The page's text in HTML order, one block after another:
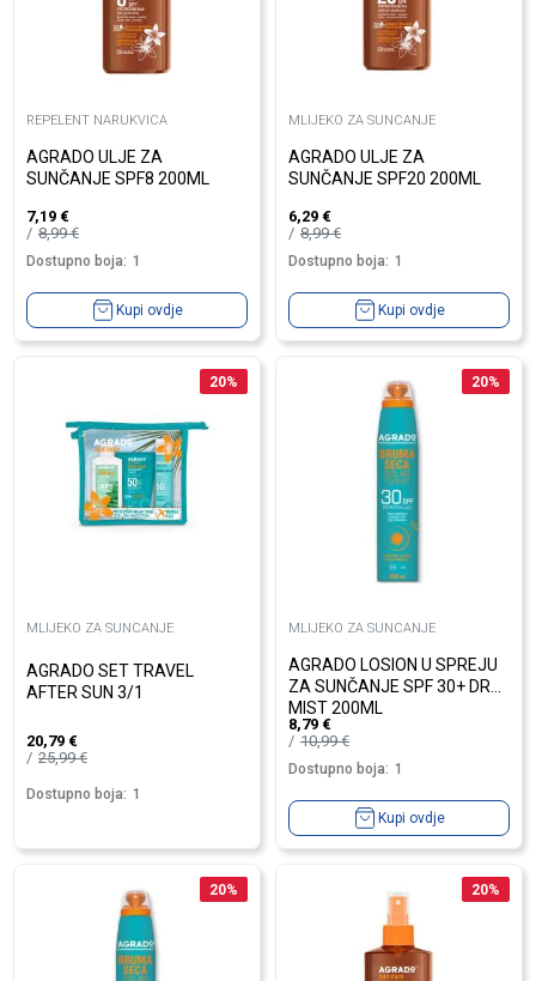
REPELENT NARUKVICA
AGRADO ULJE ZA
SUNČANJE SPF8 200ML
7,19 €
8,99€
Dostupno boja: 1
Kupi ovdje
MLIJEKO ZA SUNCANJE
AGRADO ULJE ZA
SUNČANJE SPF20 200ML
6,29 €
8,99€
Dostupno boja: 1
Kupi ovdje
20%
MLIJEKO ZA SUNCANJE
AGRADO SET TRAVEL
AFTER SUN 3/1
20,79 €
25,99€
Dostupno boja: 1
20%
MLIJEKO ZA SUNCANJE
AGRADO LOSION U SPREJU
ZA SUNČANJE SPF 30+ DRY
MIST 200ML
8,79 €
10,99€
Dostupno boja: 1
Kupi ovdje
20% 20%